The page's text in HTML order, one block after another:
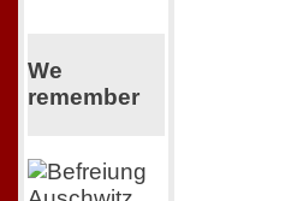
We
remember